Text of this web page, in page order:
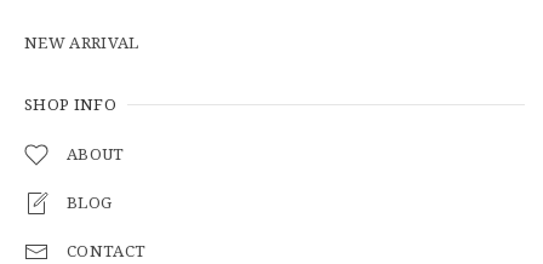
NEW ARRIVAL
SHOP INFO
ABOUT
BLOG
CONTACT
とても早く対応頂きありがとうございました。